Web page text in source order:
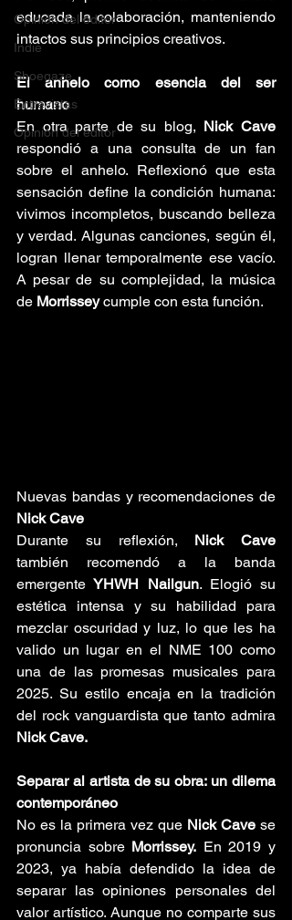
Opinión del editor
Indie
Shoegaze
Entrevistas
Opinión del editor
educada la colaboración, manteniendo
intactos sus principios creativos.
El anhelo como esencia del ser
humano
En otra parte de su blog, Nick Cave
respondió a una consulta de un fan
sobre el anhelo. Reflexionó que esta
sensación define la condición humana:
vivimos incompletos, buscando belleza
y verdad. Algunas canciones, según él,
logran llenar temporalmente ese vacío.
A pesar de su complejidad, la música
de Morrissey cumple con esta función.
Nick Cave
Durante su reflexión,
también recomendó a la banda
emergente YHWH Nailgun. Elogió su
estética intensa y su habilidad para
mezclar oscuridad y luz, lo que les ha
valido un lugar en el NME 100 como
una de las promesas musicales para
2025. Su estilo encaja en la tradición
Nick Cave.
Separar al artista de su obra: un dilema
contemporáneo
No es la primera vez que Nick Cave se
pronuncia sobre Morrissey. En 2019 y
2023, ya había defendido la idea de
separar las opiniones personales del
valor artístico. Aunque no comparte sus